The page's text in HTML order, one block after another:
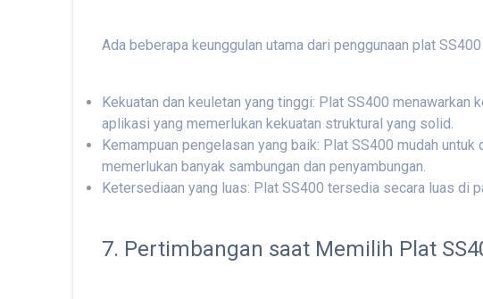
Ada beberapa keunggulan utama dari penggunaan plat
Kekuatan dan keuletan yang tinggi: Plat SS400 menawarkan
aplikasi yang memerlukan kekuatan struktural yang solid.
Kemampuan pengelasan yang baik: Plat SS400 mudah
memerlukan banyak sambungan dan penyambungan.
Ketersediaan yang luas: Plat SS400 tersedia secara luas di
7. Pertimbangan saat Memilih Plat